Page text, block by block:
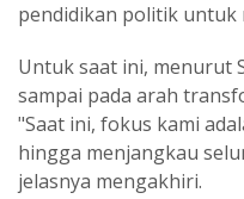
pendidikan politik untuk
Untuk saat ini, menurut
sampai pada arah
"Saat ini, fokus kami
hingga menjangkau
jelasnya mengakhiri.